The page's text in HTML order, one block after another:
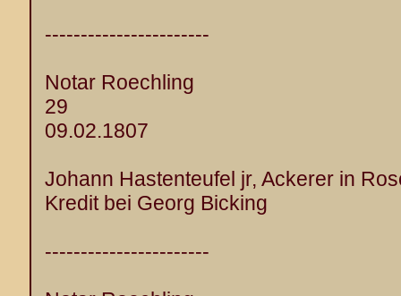
-----------------------
Notar Roechling
29
09.02.1807
Johann Hastenteufel jr, Ackerer in
Kredit bei Georg Bicking
-----------------------